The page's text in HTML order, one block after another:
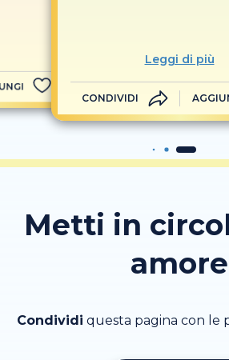
Leggi di più
CONDIVIDI
Metti in
amore
Condividi questa pagina con le